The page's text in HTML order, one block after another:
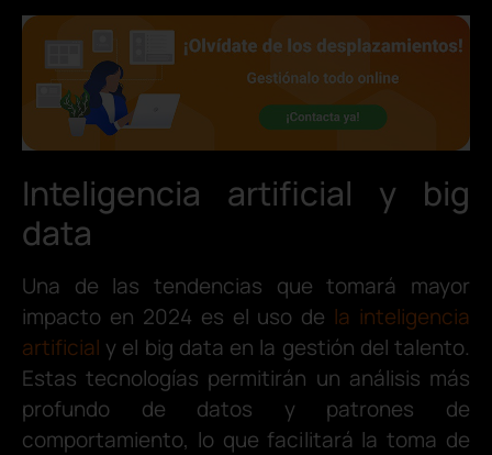
Inteligencia artificial y big
data
Una de las tendencias que tomará mayor
impacto en 2024 es el uso de la inteligencia
artificial y el big data en la gestión del talento.
Estas tecnologías permitirán un análisis más
profundo de datos y patrones de
comportamiento, lo que facilitará la toma de